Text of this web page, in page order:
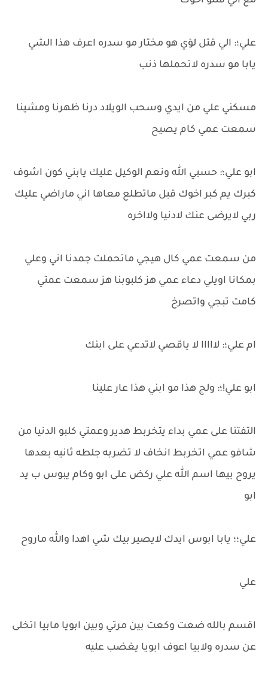
علي؛: الي قتل لؤي هو مختار مو سدره اعرف هذا الشي
يابا مو سدره لاتحملها ذنب
مسكني علي من ايدي وسحب الويلاد درنا ظهرنا ومشينا
سمعت عمي كام يصيح
ابو علي؛: حسبي الله ونعم الوكيل عليك يابني كون اشوف
كبرك يم كبر اخوك قبل ماتطلع معاها اني ماراضي عليك
ربي لايرضى عنك لادنيا ولااخره
من سمعت عمي كال هيجي ماتحملت جمدنا اني وعلي
بمكانا اويلي دعاء عمي هز كلبوبنا هز سمعت عمتي
كامت تبجي واتصرخ
ام علي؛: لااااا لا ياقصي لاتدعي على ابنك
ابو علي!؛: ولج هذا مو ابني هذا عار علينا
التفتنا على عمي بداء يتخربط هدير وعمتي كلبو الدنيا من
شافو عمي اتخربط انخاف لا تضربه جلطه ثانيه بعدها
يروح بيها اسم الله علي ركض على ابو وكام يبوس ب يد
ابو
علي؛؛ يابا ابوس ايدك لايصير بيك شي اهدا والله ماروح
علي
اقسم بالله ضعت وكعت بين مرتي وبين ابويا مابيا اتخلى
عن سدره ولابيا اعوف ابويا يغضب عليه